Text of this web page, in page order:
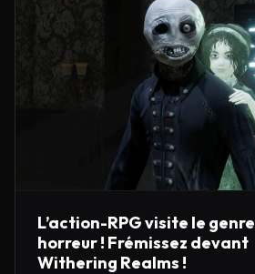
L’action-RPG visite le genre
horreur ! Frémissez devant
Withering Realms !